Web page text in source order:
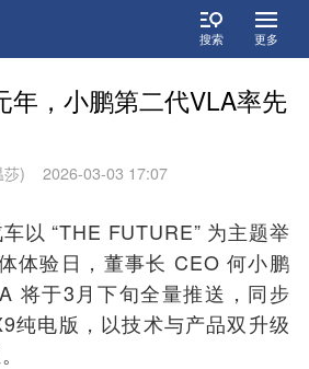
搜索 更多
年，小鹏第二代VLA率先
莎) 2026-03-03 17:07
以 “THE FUTURE” 为主题举
体验日，董事长 CEO 何小鹏
将于3月下旬全量推送，同步
纯电版，以技术与产品双升级